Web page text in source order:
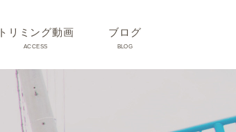
トリミング動画
ACCESS
ブログ
BLOG
うさぎ、ハムスター、小鳥、